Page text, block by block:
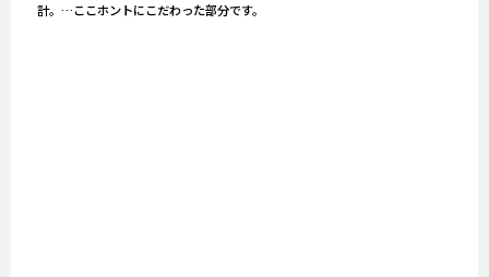
計。…ここホントにこだわった部分です。